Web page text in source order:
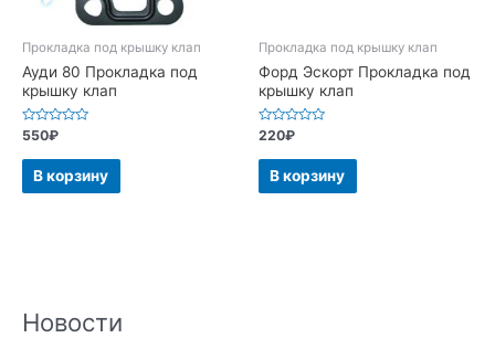
Новости
Прокладка под крышку клап
Ауди 80 Прокладка под
крышку клап
Оценка
0
из
550₽
В корзину
Прокладка под крышку клап
Форд Эскорт Прокладка под
крышку клап
Оценка
0
из
220₽
В корзину